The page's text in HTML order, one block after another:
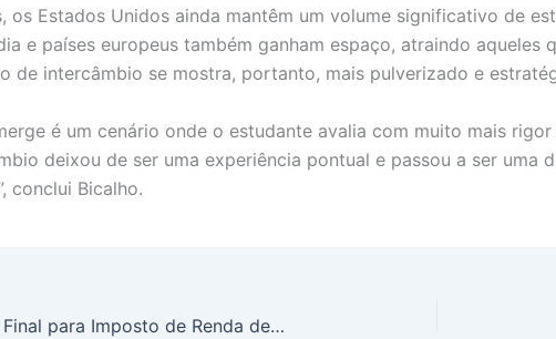
os Estados Unidos ainda mantêm um volume significativo de
e países europeus também ganham espaço, atraindo
de intercâmbio se mostra, portanto, mais pulverizado e
é um cenário onde o estudante avalia com muito mais
deixou de ser uma experiência pontual e passou a ser uma
conclui Bicalho.
Apostas Esportivas: Prazo Final para Imposto de Renda de Ganhos em Bets é 30 de Abril, Evite Multas e Problemas com o CPF